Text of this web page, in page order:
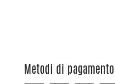
Metodi di pagamento